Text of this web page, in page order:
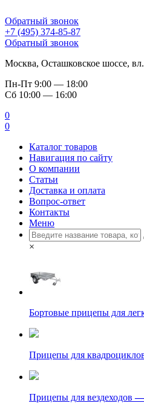
Обратный звонок
+7 (495) 374-85-87
Обратный звонок
Москва, Осташковское шоссе,
Пн-Пт 9:00 — 18:00
Сб 10:00 — 16:00
0
0
Каталог товаров
Навигация по сайту
О компании
Статьи
Доставка и оплата
Вопрос-ответ
Контакты
Меню
×
Бортовые прицепы для
Прицепы для
Прицепы для вездеходов—